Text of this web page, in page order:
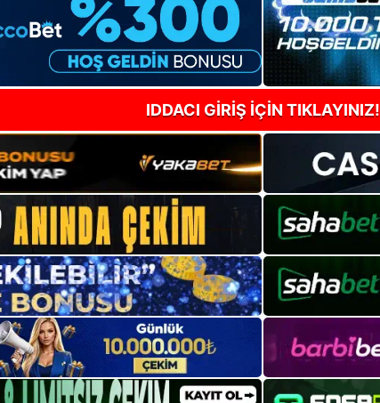
IDDACI GİRİŞ İÇİN TIKLAYINIZ!